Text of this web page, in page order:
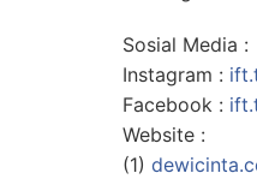
Sosial Media :
Instagram :
Facebook :
Website :
(1)